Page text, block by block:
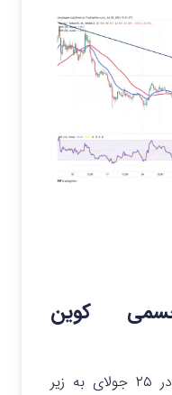
کوین
در ۲۵ جولای به زیر